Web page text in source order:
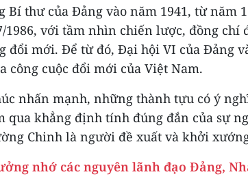
thư của Đảng vào năm 1941, từ năm
1986, với tầm nhìn chiến lược, đồng chí
đổi mới. Để từ đó, Đại hội VI của Đảng
công cuộc đổi mới của Việt Nam.
nhấn mạnh, những thành tựu có ý
qua khẳng định tính đúng đắn của sự
Chinh là người đề xuất và khởi
nhớ các nguyên lãnh đạo Đảng,